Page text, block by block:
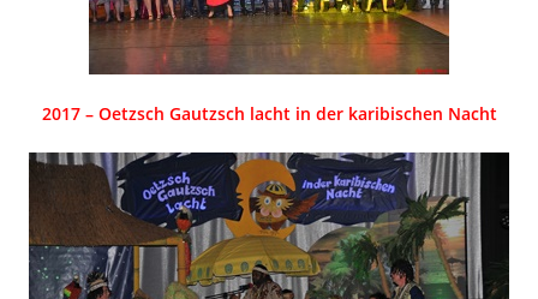
2017 – Oetzsch Gautzsch lacht in der karibischen Nacht